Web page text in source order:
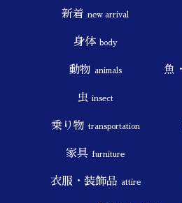
新着 new arrival
身体 body
動物 animals 魚
虫 insect
乗り物 transportation
家具 furniture
衣服・装飾品 attire